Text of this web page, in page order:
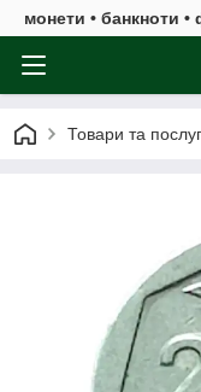
монети • банкноти •
Товари та